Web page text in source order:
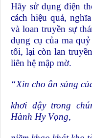
Hãy sử dụng điện
cách hiệu quả,
và loan truyền sự
dụng cụ của ma
tối, lại còn lan
liên hệ mập mờ.
“Xin cho ân sủng
khơi dậy trong
Hành Hy Vọng,